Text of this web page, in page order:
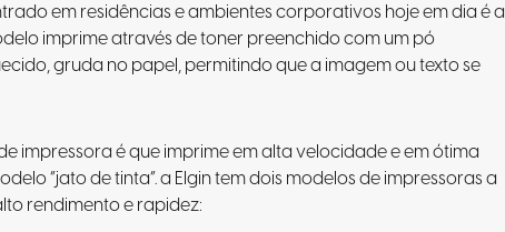
em residências e ambientes corporativos hoje em dia é a
imprime através de toner preenchido com um pó
gruda no papel, permitindo que a imagem ou texto se
impressora é que imprime em alta velocidade e em ótima
“jato de tinta”. a Elgin tem dois modelos de impressoras a
rendimento e rapidez: